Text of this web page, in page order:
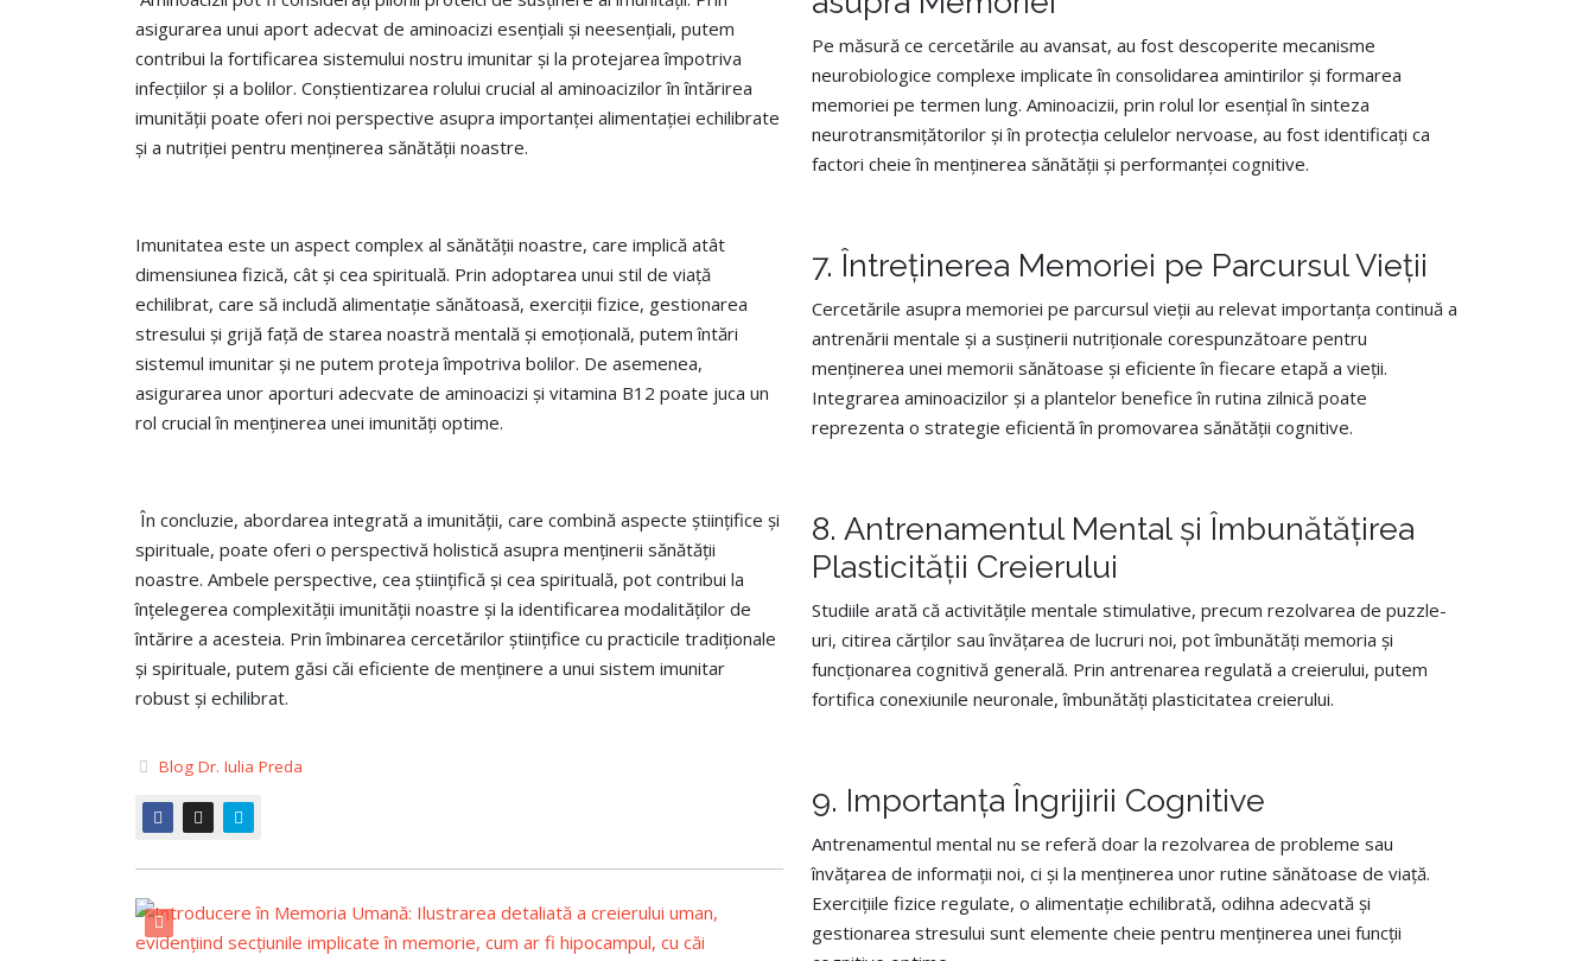
asigurarea unui aport adecvat de aminoacizi esențiali și neesențiali, putem
contribui la fortificarea sistemului nostru imunitar și la protejarea împotriva
infecțiilor și a bolilor. Conștientizarea rolului crucial al aminoacizilor în întărirea
imunității poate oferi noi perspective asupra importanței alimentației echilibrate
și a nutriției pentru menținerea sănătății noastre.
Imunitatea este un aspect complex al sănătății noastre, care implică atât
dimensiunea fizică, cât și cea spirituală. Prin adoptarea unui stil de viață
echilibrat, care să includă alimentație sănătoasă, exerciții fizice, gestionarea
stresului și grijă față de starea noastră mentală și emoțională, putem întări
sistemul imunitar și ne putem proteja împotriva bolilor. De asemenea,
asigurarea unor aporturi adecvate de aminoacizi și vitamina B12 poate juca un
rol crucial în menținerea unei imunități optime.
În concluzie, abordarea integrată a imunității, care combină aspecte științifice și
spirituale, poate oferi o perspectivă holistică asupra menținerii sănătății
noastre. Ambele perspective, cea științifică și cea spirituală, pot contribui la
înțelegerea complexității imunității noastre și la identificarea modalităților de
întărire a acesteia. Prin îmbinarea cercetărilor științifice cu practicile tradiționale
și spirituale, putem găsi căi eficiente de menținere a unui sistem imunitar
robust și echilibrat.
Blog Dr. Iulia Preda
Pe măsură ce cercetările au avansat, au fost descoperite mecanisme
neurobiologice complexe implicate în consolidarea amintirilor și formarea
memoriei pe termen lung. Aminoacizii, prin rolul lor esențial în sinteza
neurotransmițătorilor și în protecția celulelor nervoase, au fost identificați ca
factori cheie în menținerea sănătății și performanței cognitive.
7. Întreținerea Memoriei pe Parcursul Vieții
Cercetările asupra memoriei pe parcursul vieții au relevat importanța continuă a
antrenării mentale și a susținerii nutriționale corespunzătoare pentru
menținerea unei memorii sănătoase și eficiente în fiecare etapă a vieții.
Integrarea aminoacizilor și a plantelor benefice în rutina zilnică poate
reprezenta o strategie eficientă în promovarea sănătății cognitive.
8. Antrenamentul Mental și Îmbunătățirea
Plasticității Creierului
Studiile arată că activitățile mentale stimulative, precum rezolvarea de puzzle-
uri, citirea cărților sau învățarea de lucruri noi, pot îmbunătăți memoria și
funcționarea cognitivă generală. Prin antrenarea regulată a creierului, putem
fortifica conexiunile neuronale, îmbunătăți plasticitatea creierului.
9. Importanța Îngrijirii Cognitive
Antrenamentul mental nu se referă doar la rezolvarea de probleme sau
învățarea de informații noi, ci și la menținerea unor rutine sănătoase de viață.
Exercițiile fizice regulate, o alimentație echilibrată, odihna adecvată și
gestionarea stresului sunt elemente cheie pentru menținerea unei funcții